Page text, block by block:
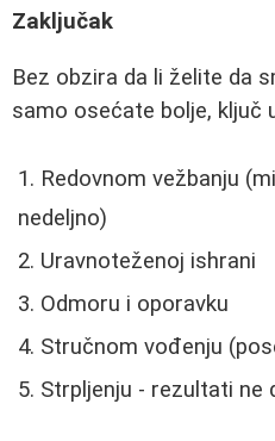
Zaključak
Bez obzira da li želite da
samo osećate bolje, ključ
Redovnom vežbanju
nedeljno)
Uravnoteženoj ishrani
Odmoru i oporavku
Stručnom vođenju
Strpljenju - rezultati ne